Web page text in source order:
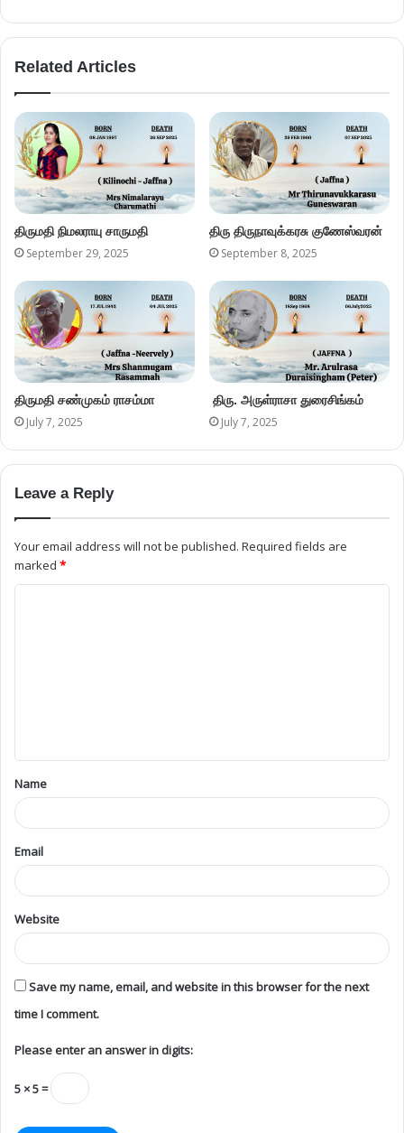
Related Articles
திருமதி நிமலராயு சாருமதி
September 29, 2025
திரு திருநாவுக்கரசு குணேஸ்வரன்
September 8, 2025
திருமதி சண்முகம் ராசம்மா
July 7, 2025
திரு. அருள்ராசா துரைசிங்கம்
July 7, 2025
Leave a Reply
Your email address will not be published. Required fields are
marked *
Name
Email
Website
Save my name, email, and website in this browser for the next
time I comment.
Please enter an answer in digits:
5 × 5 =